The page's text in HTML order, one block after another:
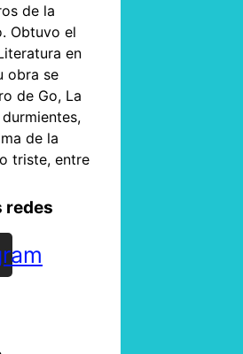
de la
Obtuvo el
en
obra se
de Go, La
de la
triste, entre
redes